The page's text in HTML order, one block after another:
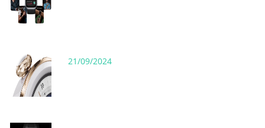
21/09/2024